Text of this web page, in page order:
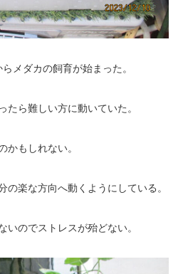
メダカの飼育が始まった。
たら難しい方に動いていた。
かもしれない。
の楽な方向へ動くようにしている。
いのでストレスが殆どない。